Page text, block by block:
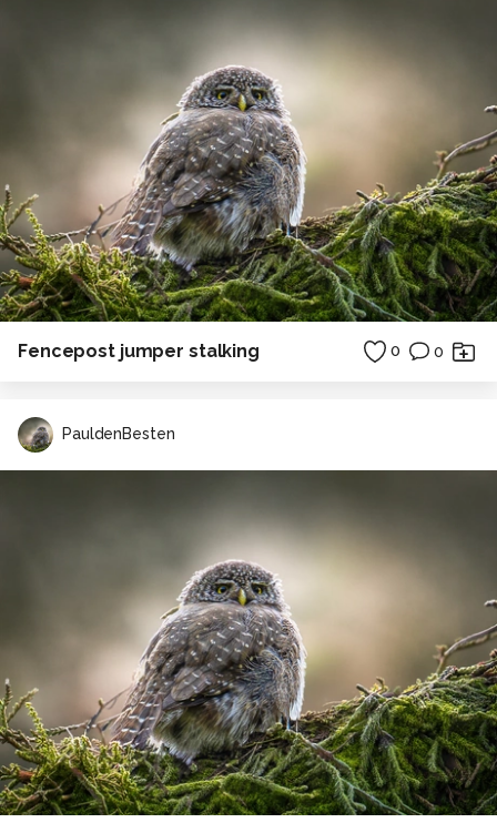
Fencepost jumper stalking 0 0
PauldenBesten